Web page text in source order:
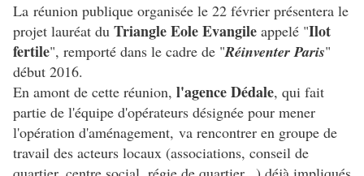
La réunion publique organisée le 22 février présentera le
projet lauréat du Triangle Eole Evangile appelé "Ilot
fertile", remporté dans le cadre de "Réinventer Paris"
début 2016.
En amont de cette réunion, l'agence Dédale, qui fait
partie de l'équipe d'opérateurs désignée pour mener
l'opération d'aménagement, va rencontrer en groupe de
travail des acteurs locaux (associations, conseil de